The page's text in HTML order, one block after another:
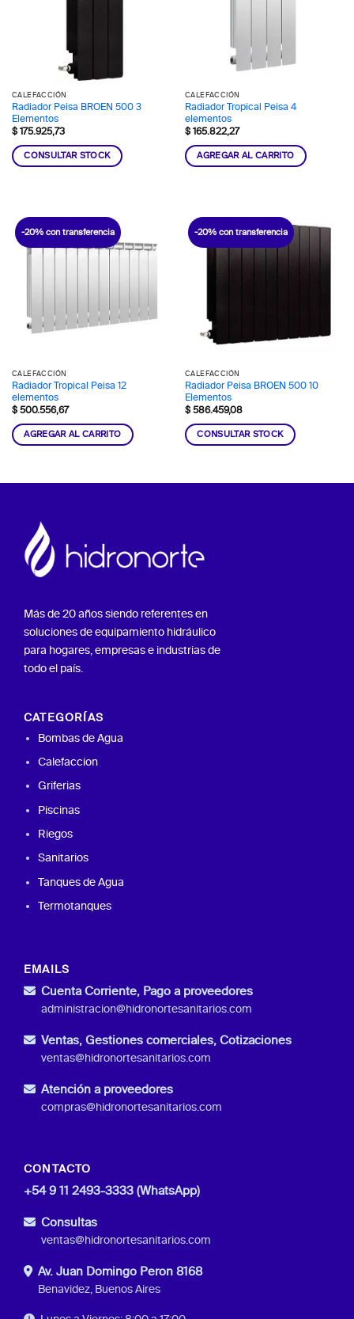
CALEFACCIÓN
Radiador Peisa BROEN 500 3
Elementos
$175.925,73
CONSULTAR STOCK
CALEFACCIÓN
Radiador Tropical Peisa 4
elementos
$165.822,27
AGREGAR AL CARRITO
-20% con transferencia
CALEFACCIÓN
Radiador Tropical Peisa 12
elementos
$500.556,67
AGREGAR AL CARRITO
-20% con transferencia
CALEFACCIÓN
Radiador Peisa BROEN 500 10
Elementos
$586.459,08
CONSULTAR STOCK
Más de 20 años siendo referentes en
soluciones de equipamiento hidráulico
para hogares, empresas e industrias de
todo el país.
CATEGORÍAS
Bombas de Agua
Calefaccion
Griferias
Piscinas
Riegos
Sanitarios
Tanques de Agua
Termotanques
EMAILS
Cuenta Corriente, Pago a proveedores
administracion@hidronortesanitarios.com
Ventas, Gestiones comerciales, Cotizaciones
ventas@hidronortesanitarios.com
Atención a proveedores
compras@hidronortesanitarios.com
CONTACTO
+54 9 11 2493-3333 (WhatsApp)
Consultas
ventas@hidronortesanitarios.com
Av. Juan Domingo Peron 8168
Benavidez, Buenos Aires